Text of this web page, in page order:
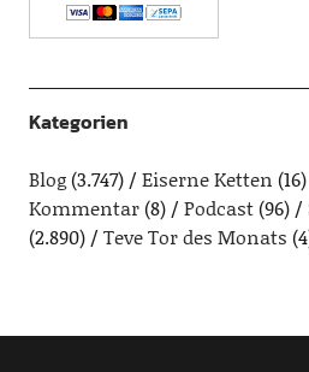
Kategorien
Blog(3.747) Eiserne Ketten (16)
Kommentar(8) Podcast(96)
(2.890)
Teve Tor des Monats